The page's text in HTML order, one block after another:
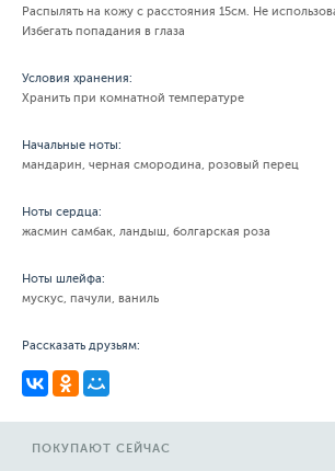
Распылять на кожу с расстояния 15см. Не
Избегать попадания в глаза
Условия хранения:
Хранить при комнатной температуре
Начальные ноты:
мандарин, черная смородина, розовый перец
Ноты сердца:
жасмин самбак, ландыш, болгарская роза
Ноты шлейфа:
мускус, пачули, ваниль
Рассказать друзьям:
ПОКУПАЮТ СЕЙЧАС